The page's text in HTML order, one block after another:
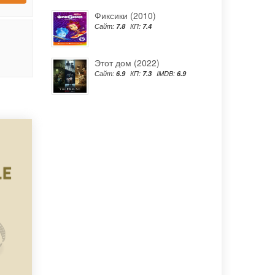
Фиксики (2010)
Сайт: 7.8 КП: 7.4
Этот дом (2022)
Сайт: 6.9 КП: 7.3 IMDB: 6.9